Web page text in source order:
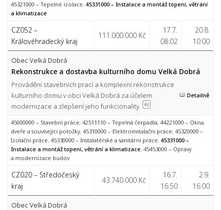
45321000 – Tepelné izolace, 45331000 – Instalace a montáž topení, větrání
a klimatizace
CZ052 –
Královéhradecký kraj
111.000.000 Kč
17.7.
08:02
20.8.
10:00
Obec Velká Dobrá
Rekonstrukce a dostavba kulturního domu Velká Dobrá
Provádění stavebních prací a komplexní rekonstrukce
kulturního domu v obci Velká Dobrá za účelem
modernizace a zlepšení jeho funkcionality.
AI
Detailně
45000000 – Stavební práce, 42511110 – Tepelná čerpadla, 44221000 – Okna,
dveře a související položky, 45310000 – Elektroinstalační práce, 45320000 –
Izolační práce, 45330000 – Instalatérské a sanitární práce, 45331000 –
Instalace a montáž topení, větrání a klimatizace, 45453000 – Opravy
a modernizace budov
CZ020 – Středočeský
kraj
43.740.000 Kč
16.7.
16:50
2.9.
16:00
Obec Velká Dobrá